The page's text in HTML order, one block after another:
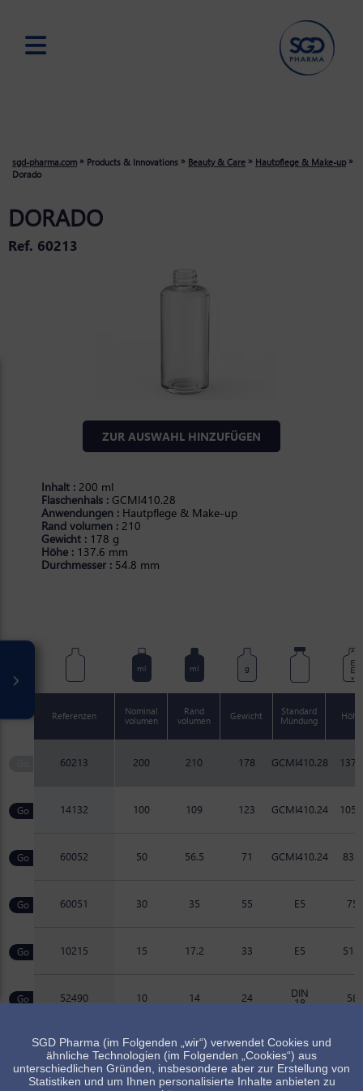
sgd-pharma.com » Products & Innovations » Beauty & Care » Hautpflege & Make-up»
Dorado
DORADO
Ref. 60213
ZUR AUSWAHL HINZUFÜGEN
Inhalt : 200 ml
Flaschenhals : GCMI410.28
Anwendungen : Hautpflege & Make-up
Rand volumen : 210
Gewicht : 178 g
Höhe : 137.6 mm
Durchmesser : 54.8 mm
ml ml g mm
Referenzen
Nominal
volumen
Rand
volumen
Gewicht
Standard
Mündung
Höhe
60213 200 210 178 GCMI410.28
14132 100 109 123 GCMI410.24
60052 50 56.5 71 GCMI410.24 83.1
60051 30 35 55 E5 75
10215 15 17.2 33 E5 51.5
52490 10 14 24 DIN
18 58
Artikel verfügbar, Minimalmenge beachten
Standard Artikel, Verfügbarkeit abhängig vom Lagerbestand
SGD Pharma (im Folgenden „wir“) verwendet Cookies und
ähnliche Technologien (im Folgenden „Cookies“) aus
unterschiedlichen Gründen, insbesondere aber zur Erstellung von
Statistiken und um Ihnen personalisierte Inhalte anbieten zu